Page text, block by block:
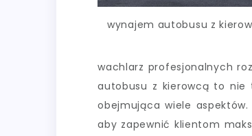
wynajem autobusu z
wachlarz profesjonalnych
autobusu z kierowcą to nie
obejmująca wiele
aby zapewnić klientom